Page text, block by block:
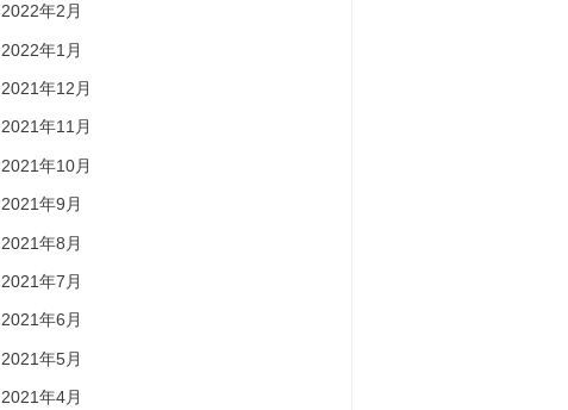
2022年2月
2022年1月
2021年12月
2021年11月
2021年10月
2021年9月
2021年8月
2021年7月
2021年6月
2021年5月
2021年4月